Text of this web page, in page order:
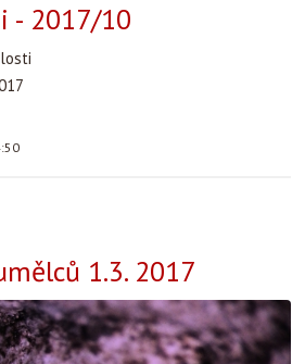
- 2017/10
1.3. 2017